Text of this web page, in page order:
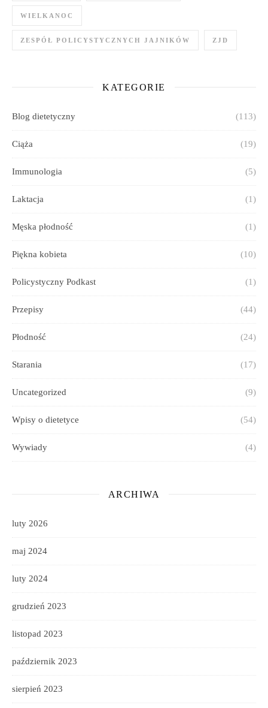
WIELKANOC
ZESPÓŁ POLICYSTYCZNYCH JAJNIKÓW ZJD
KATEGORIE
Blog dietetyczny (113)
Ciąża (19)
Immunologia (5)
Laktacja (1)
Męska płodność (1)
Piękna kobieta (10)
Policystyczny Podkast (1)
Przepisy (44)
Płodność (24)
Starania (17)
Uncategorized (9)
Wpisy o dietetyce (54)
Wywiady (4)
ARCHIWA
luty 2026
maj 2024
luty 2024
grudzień 2023
listopad 2023
październik 2023
sierpień 2023